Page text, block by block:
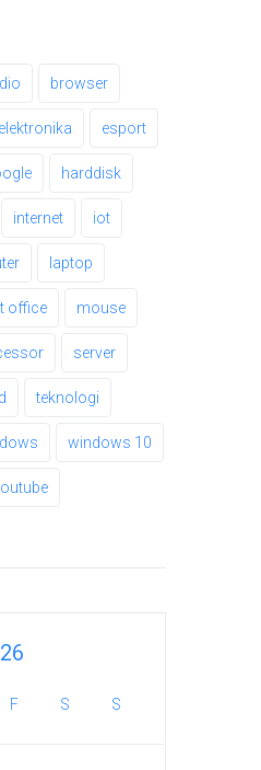
browser
elektronika esport
harddisk
internet iot
laptop
office mouse
server
teknologi
windows 10
F S S